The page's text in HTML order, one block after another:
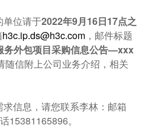
单位请于2022年9月16日17点之
h3c.ip.ds@h3c.com ，邮件标题
务外包项目采购信息公告—xxx
随信附上公司业务介绍，相关
信息，请您联系李林：邮箱
15381165896。